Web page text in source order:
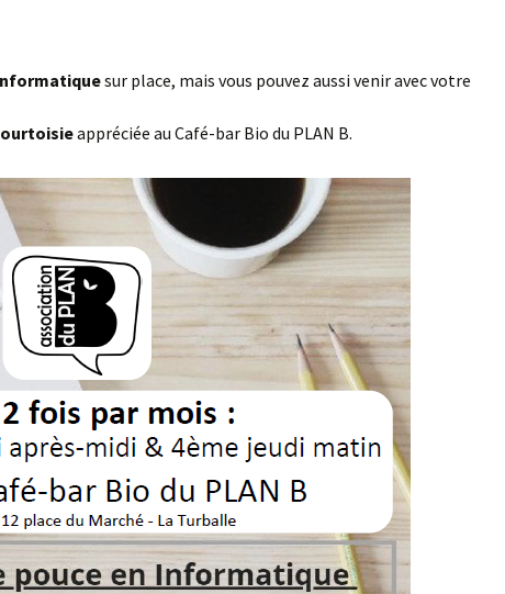
sur place, mais vous pouvez aussi venir avec votre
appréciée au Café-bar Bio du PLAN B.